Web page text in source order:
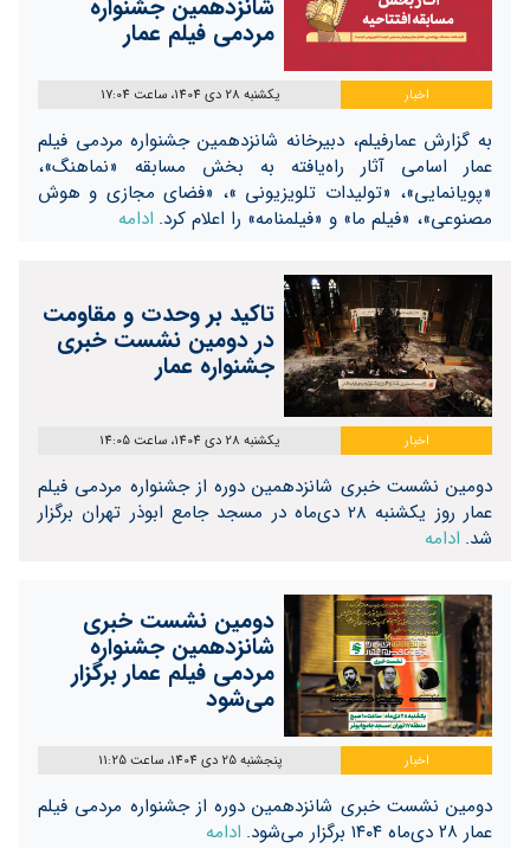
شانزدهمین جشنواره
مردمی فیلم عمار
اخبار یکشنبه 28 دی 1404، ساعت 17:04
به گزارش عمارفیلم، دبیرخانه شانزدهمین جشنواره مردمی فیلم
عمار اسامی آثار راه‌یافته به بخش مسابقه «نماهنگ»،
«پویانمایی»، «تولیدات تلویزیونی »، «فضای مجازی و هوش
مصنوعی»، «فیلم ما» و «فیلمنامه» را اعلام کرد. ادامه
تاکید بر وحدت و مقاومت
در دومین نشست خبری
جشنواره عمار
اخبار یکشنبه 28 دی 1404، ساعت 14:05
دومین نشست خبری شانزدهمین دوره از جشنواره مردمی فیلم
عمار روز یکشنبه 28 دی‌ماه در مسجد جامع ابوذر تهران برگزار
شد. ادامه
دومین نشست خبری
شانزدهمین جشنواره
مردمی فیلم عمار برگزار
می‌شود
اخبار پنجشنبه 25 دی 1404، ساعت 11:25
دومین نشست خبری شانزدهمین دوره از جشنواره مردمی فیلم
عمار ۲۸ دی‌ماه ۱۴۰۴ برگزار می‌شود.
ادامه